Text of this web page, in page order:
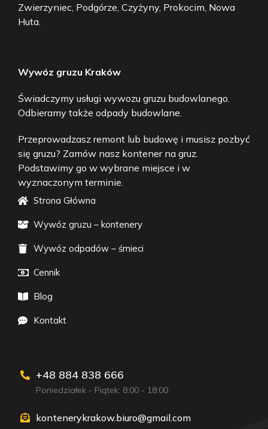
Zwierzyniec, Podgórze, Czyżyny, Prokocim, Nowa
Huta.
Wywóz gruzu Kraków
Świadczymy usługi wywozu gruzu budowlanego.
Odbieramy także odpady budowlane.
Przeprowadzasz remont lub budowę i musisz pozbyć
się gruzu? Zamów nasz kontener na gruz.
Podstawimy go w wybrane miejsce i w
wyznaczonym terminie.
Strona Główna
Wywóz gruzu – kontenery
Wywóz odpadów – śmieci
Cennik
Blog
Kontakt
+48 884 838 666
Poniedziałek - Piątek: 8:00 - 18:00
kontenerykrakow.biuro@gmail.com